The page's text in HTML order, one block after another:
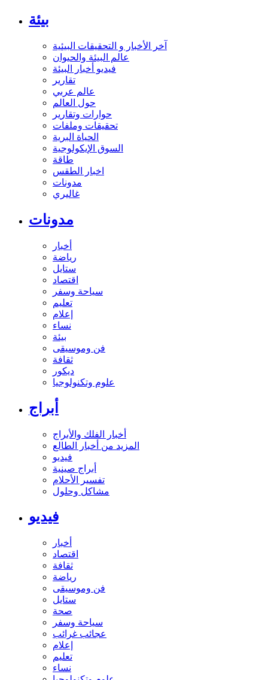
بيئة
آخر الأخبار و التحقيقات البيئية
عالم البيئة والحيوان
فيديو أخبار البيئة
تقارير
عالم عربي
حول العالم
حوارات وتقارير
تحقيقات وملفات
الحياة البرية
السوق الإيكولوجية
طاقة
اخبار الطقس
مدونات
غاليري
مدونات
أخبار
رياضة
ستايل
اقتصاد
سياحة وسفر
تعليم
إعلام
نساء
بيئة
فن وموسيقى
ثقافة
ديكور
علوم وتكنولوجيا
أبراج
أخبار الفلك والأبراج
المزيد من أخبار الطالع
فيديو
أبراج صينية
تفسير الأحلام
مشاكل وحلول
فيديو
أخبار
اقتصاد
ثقافة
رياضة
فن وموسيقى
ستايل
صحة
سياحة وسفر
عجائب غرائب
إعلام
تعليم
نساء